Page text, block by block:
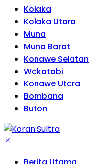
Kolaka
Kolaka Utara
Muna
Muna Barat
Konawe Selatan
Wakatobi
Konawe Utara
Bombana
Buton